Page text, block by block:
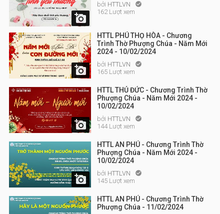

bởi HTTLVN 
162 Lượt xem

HTTL PHÚ THỌ HÒA - Chương
Trình Thờ Phượng Chúa - Năm Mới
2024 - 10/02/2024
bởi HTTLVN 
165 Lượt xem

HTTL THỦ ĐỨC - Chương Trình Thờ
Phượng Chúa - Năm Mới 2024 -
10/02/2024
bởi HTTLVN 
144 Lượt xem

HTTL AN PHÚ - Chương Trình Thờ
Phượng Chúa - Năm Mới 2024 -
10/02/2024
bởi HTTLVN 
145 Lượt xem
HTTL AN PHÚ - Chương Trình Thờ
Phượng Chúa - 11/02/2024